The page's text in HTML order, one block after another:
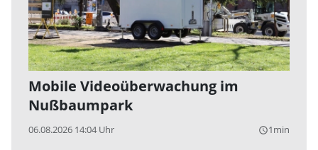
Mobile Videoüberwachung im
Nußbaumpark
06.08.2026 14:04 Uhr query_builder1min